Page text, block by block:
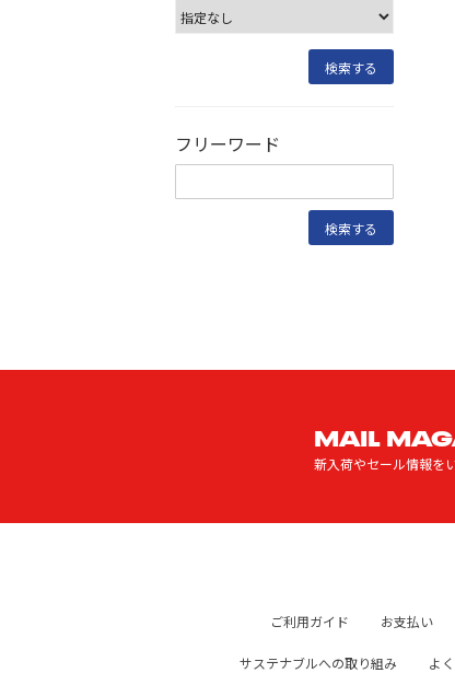
フリーワード
MAIL
新入荷やセール情報を
ご利用ガイド お支払い
サステナブルへの取り組み よ